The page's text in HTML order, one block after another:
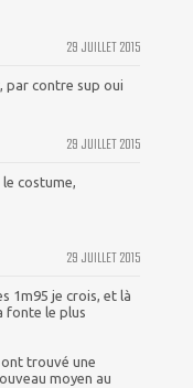
29 JUILLET 2015
par contre sup oui
29 JUILLET 2015
costume,
29 JUILLET 2015
1m95 je crois, et là
fonte le plus
trouvé une
moyen au